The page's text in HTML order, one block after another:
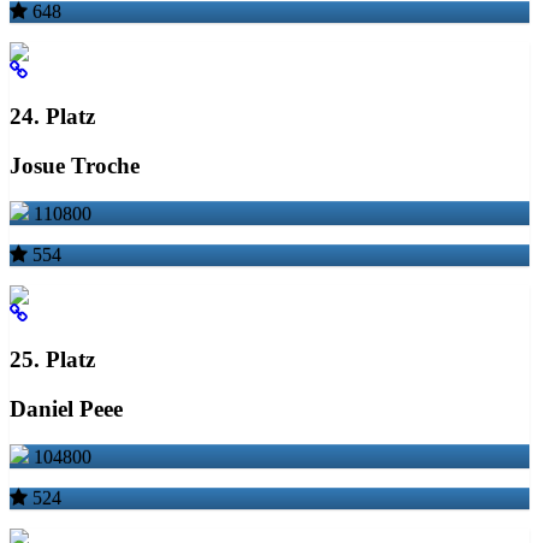
648
24. Platz
Josue Troche
110800
554
25. Platz
Daniel Peee
104800
524